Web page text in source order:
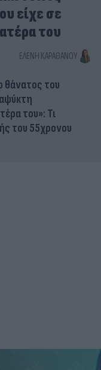
είχε σε
του
ΕΛΈΝΗ ΚΑΡΑΘΆΝΟΥ
θάνατος του
του»: Τι
του 55χρονου